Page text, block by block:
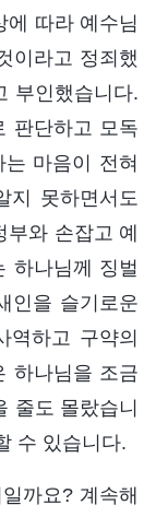
에 따라 예수님
이라고 정죄했
부인했습니다.
판단하고 모독
마음이 전혀
지 못하면서도
부와 손잡고 예
하나님께 징벌
인을 슬기로운
역하고 구약의
하나님을 조금
줄도 몰랐습니
수 있습니다.
까요? 계속해